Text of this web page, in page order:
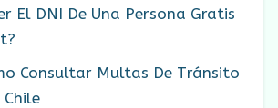
El DNI De Una Persona Gratis
Consultar Multas De Tránsito
Chile